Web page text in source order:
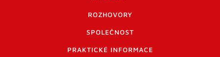
ROZHOVORY
SPOLEČNOST
PRAKTICKÉ INFORMACE